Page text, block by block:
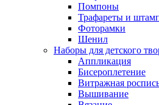
Помпоны
Трафареты и
Фоторамки
Шенил
Наборы для детского
Аппликация
Бисероплетение
Витражная
Вышивание